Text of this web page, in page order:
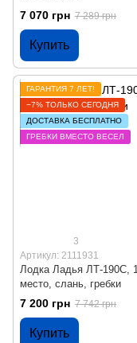
7 070 грн 7 289 грн
Купить
ГАРАНТИЯ 7 ЛЕТ!
−7% ТОЛЬКО СЕГОДНЯ
ДОСТАВКА БЕСПЛАТНО
ГРЕБКИ ВМЕСТО ВЕСЕЛ
3
Артикул: 2111931
Лодка Ладья ЛТ-190С, 1
место, слань, гребки
7 200 грн 7 742 грн
Купить